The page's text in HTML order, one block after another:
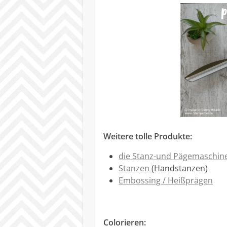
Weitere tolle Produkte:
die Stanz-und
Stanzen (Handstanzen)
Embossing / Heißprägen
Colorieren: